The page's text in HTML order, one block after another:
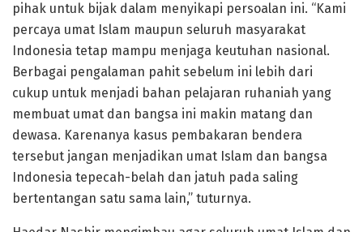
pihak untuk bijak dalam menyikapi persoalan ini. “Kami
percaya umat Islam maupun seluruh masyarakat
Indonesia tetap mampu menjaga keutuhan nasional.
Berbagai pengalaman pahit sebelum ini lebih dari
cukup untuk menjadi bahan pelajaran ruhaniah yang
membuat umat dan bangsa ini makin matang dan
dewasa. Karenanya kasus pembakaran bendera
tersebut jangan menjadikan umat Islam dan bangsa
Indonesia tepecah-belah dan jatuh pada saling
bertentangan satu sama lain,” tuturnya.